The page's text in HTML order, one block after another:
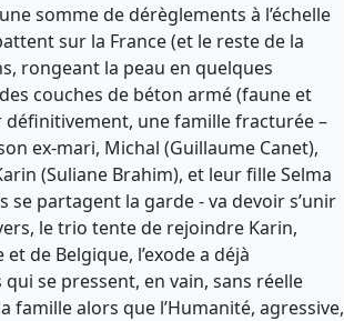
somme de dérèglements à l’échelle
sur la France (et le reste de la
rongeant la peau en quelques
couches de béton armé (faune et
une famille fracturée –
ex-mari, Michal (Guillaume Canet),
(Suliane Brahim), et leur fille Selma
se partagent la garde - va devoir s’unir
le trio tente de rejoindre Karin,
de Belgique, l’exode a déjà
se pressent, en vain, sans réelle
alors que l’Humanité, agressive,